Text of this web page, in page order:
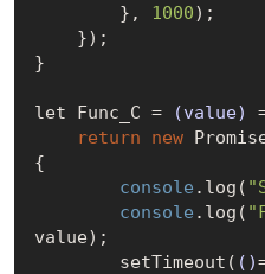
        },
1000);
}
let Func_C = (value)
return
new
{
console .log(
console .log(
value);
        setTimeout(
()